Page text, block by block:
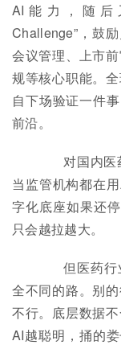
AI能力，随后
Challenge”，鼓
会议管理、上市
规等核心职能。
自下场验证一件
前沿。
对国内医药
当监管机构都在
字化底座如果还
只会越拉越大。
但医药行
全不同的路。别
不行。底层数据
AI越聪明，捅的